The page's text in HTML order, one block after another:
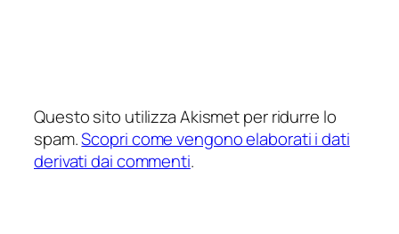
Questo sito utilizza Akismet per ridurre lo
spam.Scopri come vengono elaborati i dati
derivati dai commenti.